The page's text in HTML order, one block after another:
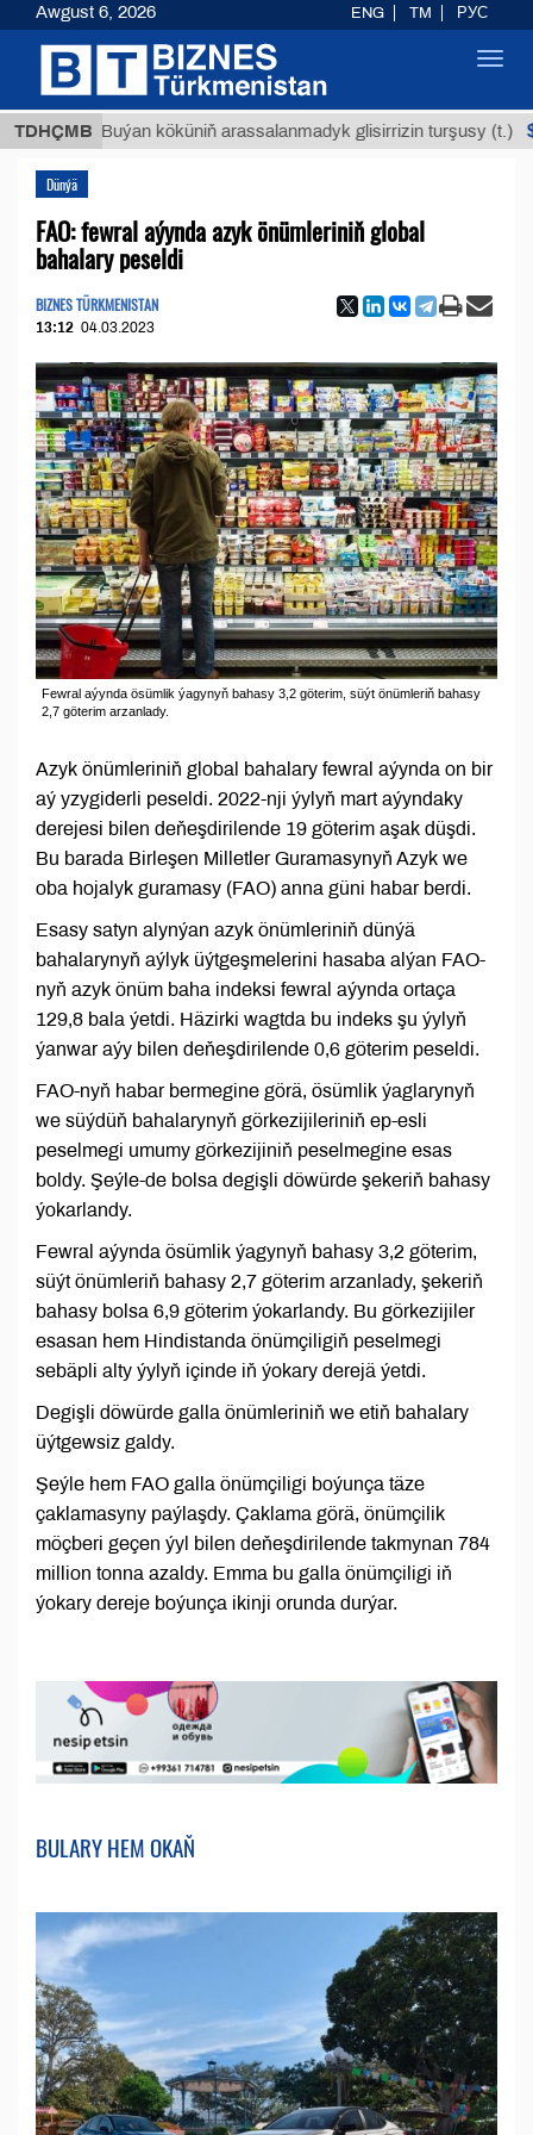
TDHÇMB
Buýan köküniň arassalanmadyk glisirrizin turşusy (t.)
Dünýä
FAO: fewral aýynda azyk önümleriniň global
bahalary peseldi
BIZNES TÜRKMENISTAN
13:12 04.03.2023
Fewral aýynda ösümlik ýagynyň bahasy 3,2 göterim, süýt önümleriň bahasy
2,7 göterim arzanlady.
Azyk önümleriniň global bahalary fewral aýynda on bir
aý yzygiderli peseldi. 2022-nji ýylyň mart aýyndaky
derejesi bilen deňeşdirilende 19 göterim aşak düşdi.
Bu barada Birleşen Milletler Guramasynyň Azyk we
oba hojalyk guramasy (FAO) anna güni habar berdi.
Esasy satyn alynýan azyk önümleriniň dünýä
bahalarynyň aýlyk üýtgeşmelerini hasaba alýan FAO-
nyň azyk önüm baha indeksi fewral aýynda ortaça
129,8 bala ýetdi. Häzirki wagtda bu indeks şu ýylyň
ýanwar aýy bilen deňeşdirilende 0,6 göterim peseldi.
FAO-nyň habar bermegine görä, ösümlik ýaglarynyň
we süýdüň bahalarynyň görkezijileriniň ep-esli
peselmegi umumy görkezijiniň peselmegine esas
boldy. Şeýle-de bolsa degişli döwürde şekeriň bahasy
ýokarlandy.
Fewral aýynda ösümlik ýagynyň bahasy 3,2 göterim,
süýt önümleriň bahasy 2,7 göterim arzanlady, şekeriň
bahasy bolsa 6,9 göterim ýokarlandy. Bu görkezijiler
esasan hem Hindistanda önümçiligiň peselmegi
sebäpli alty ýylyň içinde iň ýokary derejä ýetdi.
Degişli döwürde galla önümleriniň we etiň bahalary
üýtgewsiz galdy.
Şeýle hem FAO galla önümçiligi boýunça täze
çaklamasyny paýlaşdy. Çaklama görä, önümçilik
möçberi geçen ýyl bilen deňeşdirilende takmynan 784
million tonna azaldy. Emma bu galla önümçiligi iň
ýokary dereje boýunça ikinji orunda durýar.
BULARY HEM OKAŇ
Awgust 6, 2026 ENG TM РУС